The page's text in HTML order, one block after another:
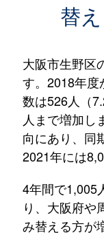
替
大阪市生野区
す。2018年度
数は526人（
人まで増加し
向にあり、同
2021年には
4年間で1,005
り、大阪府や
み替える方が